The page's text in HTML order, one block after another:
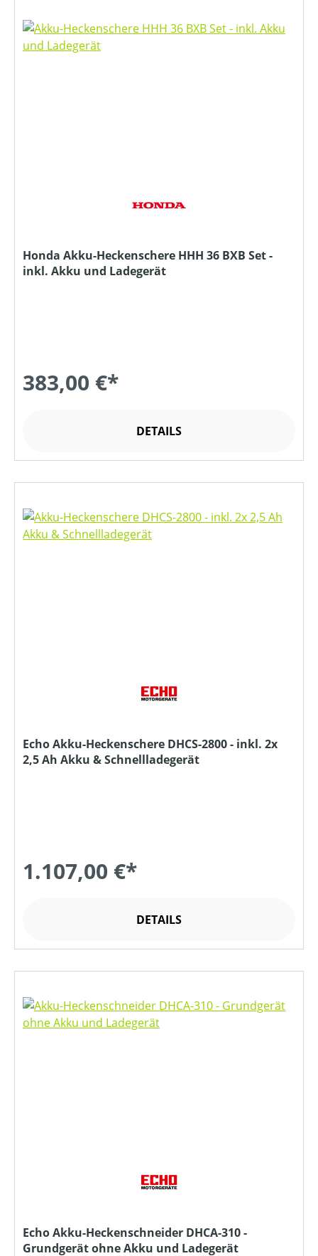
Honda Akku-Heckenschere HHH 36 BXB Set -
inkl. Akku und Ladegerät
383,00 €*
DETAILS
Echo Akku-Heckenschere DHCS-2800 - inkl. 2x
2,5 Ah Akku & Schnellladegerät
1.107,00 €*
DETAILS
Echo Akku-Heckenschneider DHCA-310 -
Grundgerät ohne Akku und Ladegerät